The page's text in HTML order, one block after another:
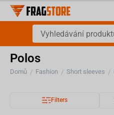
Polos
Domů / Fashion / Short sleeves /
Filters